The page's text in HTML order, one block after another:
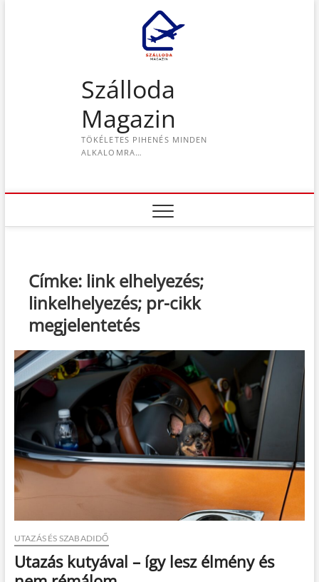
t
Szálloda
Magazin
TÖKÉLETES PIHENÉS MINDEN
ALKALOMRA…
Címke: link elhelyezés;
linkelhelyezés; pr-cikk
megjelentetés
UTAZÁS ÉS SZABADIDŐ
Utazás kutyával – így lesz élmény és